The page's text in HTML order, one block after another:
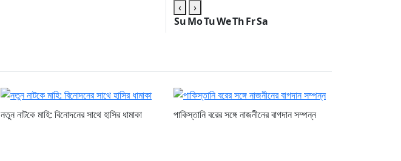
‹
›
SuMoTuWeThFrSa
নতুন নাটকে মাহি: বিনোদনের সাথে হাসির ধামাকা পাকিস্তানি বরের সঙ্গে নাজনীনের বাগদান সম্পন্ন